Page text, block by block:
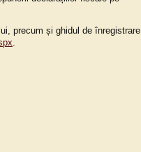
precum și ghidul de înregistrare
.